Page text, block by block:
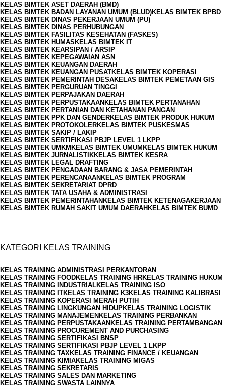
KELAS BIMTEK ASET DAERAH (BMD)
KELAS BIMTEK BADAN LAYANAN UMUM (BLUD)KELAS BIMTEK BPBD
KELAS BIMTEK DINAS PEKERJAAN UMUM (PU)
KELAS BIMTEK DINAS PERHUBUNGAN
KELAS BIMTEK FASILITAS KESEHATAN (FASKES)
KELAS BIMTEK HUMAS KELAS BIMTEK IT
KELAS BIMTEK KEARSIPAN / ARSIP
KELAS BIMTEK KEPEGAWAIAN ASN
KELAS BIMTEK KEUANGAN DAERAH
KELAS BIMTEK KEUANGAN PUSATKELAS BIMTEK KOPERASI
KELAS BIMTEK PEMERINTAH DESAKELAS BIMTEK PEMETAAN GIS
KELAS BIMTEK PERGURUAN TINGGI
KELAS BIMTEK PERPAJAKAN DAERAH
KELAS BIMTEK PERPUSTAKAAN KELAS BIMTEK PERTANAHAN
KELAS BIMTEK PERTANIAN DAN KETAHANAN PANGAN
KELAS BIMTEK PPK DAN GENDERKELAS BIMTEK PRODUK HUKUM
KELAS BIMTEK PROTOKOLERKELAS BIMTEK PUSKESMAS
KELAS BIMTEK SAKIP / LAKIP
KELAS BIMTEK SERTIFIKASI PBJP LEVEL 1 LKPP
KELAS BIMTEK UMKM KELAS BIMTEK UMUM KELAS BIMTEK HUKUM
KELAS BIMTEK JURNALISTIKKELAS BIMTEK KESRA
KELAS BIMTEK LEGAL DRAFTING
KELAS BIMTEK PENGADAAN BARANG & JASA PEMERINTAH
KELAS BIMTEK PERENCANAAN KELAS BIMTEK PROGRAM
KELAS BIMTEK SEKRETARIAT DPRD
KELAS BIMTEK TATA USAHA & ADMINISTRASI
KELAS BIMTEK PEMERINTAHAN KELAS BIMTEK KETENAGAKERJAAN
KELAS BIMTEK RUMAH SAKIT UMUM DAERAH KELAS BIMTEK BUMD
KATEGORI KELAS TRAINING
KELAS TRAINING ADMINISTRASI PERKANTORAN
KELAS TRAINING FOODKELAS TRAINING HRKELAS TRAINING HUKUM
KELAS TRAINING INDUSTRIALKELAS TRAINING ISO
KELAS TRAINING ITKELAS TRAINING K3KELAS TRAINING KALIBRASI
KELAS TRAINING KOPERASI MERAH PUTIH
KELAS TRAINING LINGKUNGAN HIDUPKELAS TRAINING LOGISTIK
KELAS TRAINING MANAJEMEN KELAS TRAINING PERBANKAN
KELAS TRAINING PERPUSTAKAAN KELAS TRAINING PERTAMBANGAN
KELAS TRAINING PROCUREMENT AND PURCHASING
KELAS TRAINING SERTIFIKASI BNSP
KELAS TRAINING SERTIFIKASI PBJP LEVEL 1 LKPP
KELAS TRAINING TAXKELAS TRAINING FINANCE / KEUANGAN
KELAS TRAINING KIMIAKELAS TRAINING MIGAS
KELAS TRAINING SEKRETARIS
KELAS TRAINING SALES DAN MARKETING
KELAS TRAINING SWASTA LAINNYA